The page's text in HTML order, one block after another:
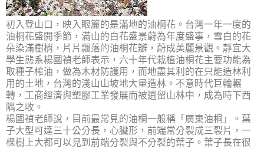
初入登山口，映入眼簾的是滿地的油桐花。台灣一年一度的
油桐花盛開季節，滿山的白花盛景蔚為年度盛事，雪白的花
朵染滿樹梢，片片飄落的油桐花瓣，蔚成美麗景觀。靜宜大
學生態系楊國禎老師表示，六十年代栽植油桐花主要功能為
取種子榨油，做為木材防護用，而地盡其利的在只能造林利
用的土地，台灣的淺山山坡地大量造林。不意時代巨輪輾
轉，工商經濟與塑膠工業發展而被遺留山林中，成為時下西
隅之收。
楊國禎老師說，目前最常見的油桐一般稱「廣東油桐」。葉
子大型可達三十公分長，心臟形，前端常分裂成三裂片，一
棵樹上大都可以見到前端分裂與不分裂的葉子。葉子長在很